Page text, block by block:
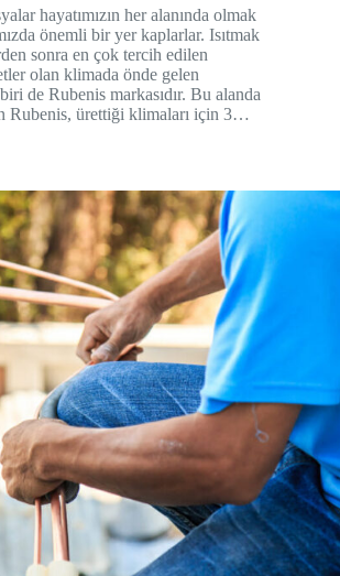
hayatımızın her alanında olmak
önemli bir yer kaplarlar. Isıtmak
sonra en çok tercih edilen
olan klimada önde gelen
de Rubenis markasıdır. Bu alanda
Rubenis, ürettiği klimaları için 3…